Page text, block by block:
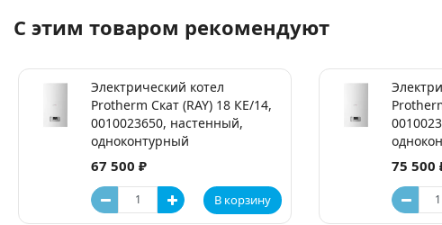
С этим товаром рекомендуют
Электрический котел
Protherm Скат (RAY) 18 КE/14,
0010023650, настенный,
одноконтурный
67 500 ₽
В корзину
75 500